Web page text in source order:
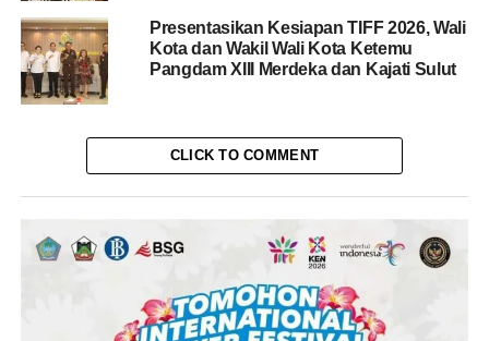
Presentasikan Kesiapan TIFF 2026, Wali
Kota dan Wakil Wali Kota Ketemu
Pangdam XIII Merdeka dan Kajati Sulut
CLICK TO COMMENT